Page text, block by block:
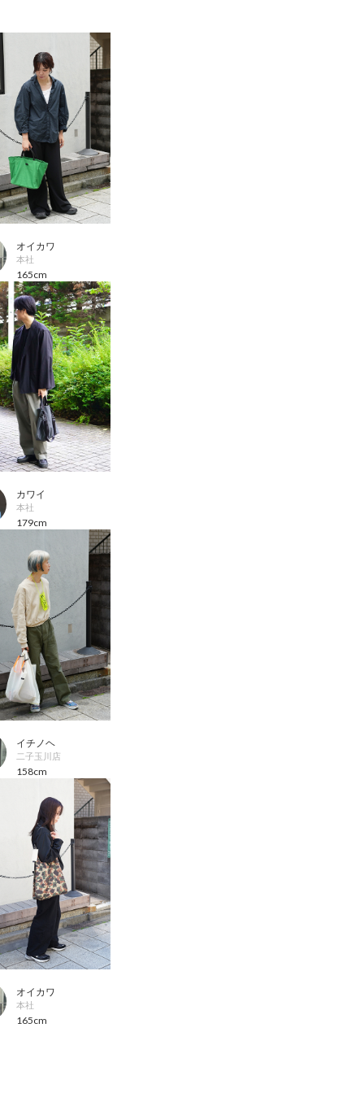
オイカワ
本社
165cm
カワイ
本社
179cm
イチノヘ
二子玉川店
158cm
オイカワ
本社
165cm